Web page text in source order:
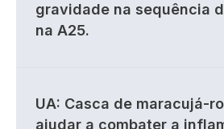
gravidade na sequência
na A25.
UA: Casca de maracujá-
ajudar a combater a